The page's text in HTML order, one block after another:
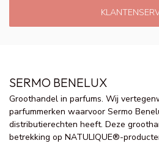
SERMO BENELUX
Groothandel in parfums. Wij
parfummerken waarvoor Sermo
distributierechten heeft. Deze
betrekking op NATULIQUE®-